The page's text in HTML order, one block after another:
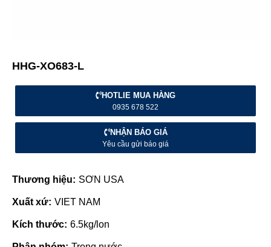
HHG-XO683-L
HOTLIE MUA HÀNG
0935 678 522
NHẬN BÁO GIÁ
Yêu cầu gửi báo giá
Thương hiệu: SƠN USA
Xuất xứ: VIET NAM
Kích thước: 6.5kg/lon